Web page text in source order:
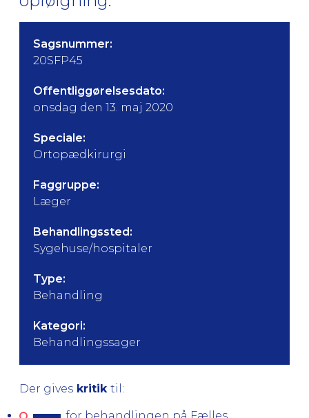
Sagsnummer:
20SFP45
Offentliggørelsesdato:
onsdag den 13. maj 2020
Speciale:
Ortopædkirurgi
Faggruppe:
Læger
Behandlingssted:
Sygehuse/hospitaler
Type:
Behandling
Kategori:
Behandlingssager
Der gives kritik til:
, for behandlingen på Fælles